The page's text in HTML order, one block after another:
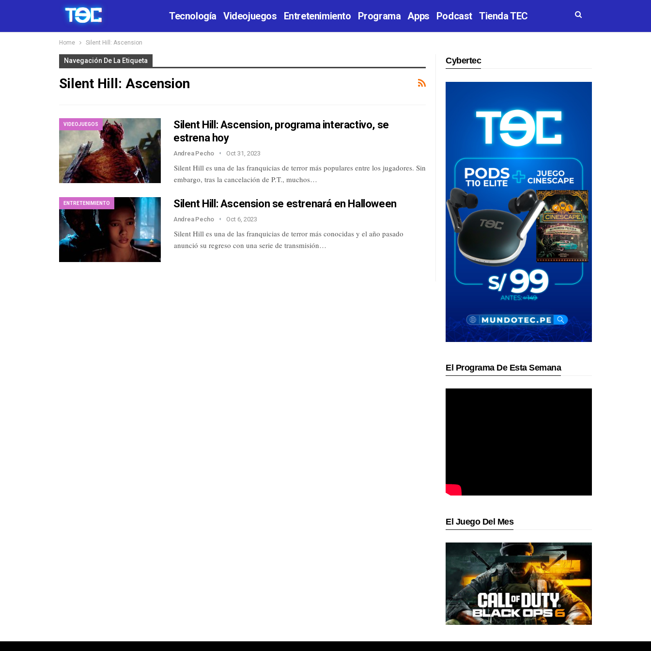
Tecnología Videojuegos Entretenimiento Programa Apps Podcast Tienda TEC
Home Silent Hill: Ascension
Navegación De La Etiqueta
Silent Hill: Ascension
VIDEOJUEGOS
Silent Hill: Ascension, programa interactivo, se
estrena hoy
Andrea Pecho Oct 31, 2023
Silent Hill es una de las franquicias de terror más populares entre los jugadores. Sin
embargo, tras la cancelación de P.T., muchos…
ENTRETENIMIENTO Silent Hill: Ascension se estrenará en Halloween
Andrea Pecho Oct 6, 2023
Silent Hill es una de las franquicias de terror más conocidas y el año pasado
anunció su regreso con una serie de transmisión…
Cybertec
El Programa De Esta Semana
El Juego Del Mes